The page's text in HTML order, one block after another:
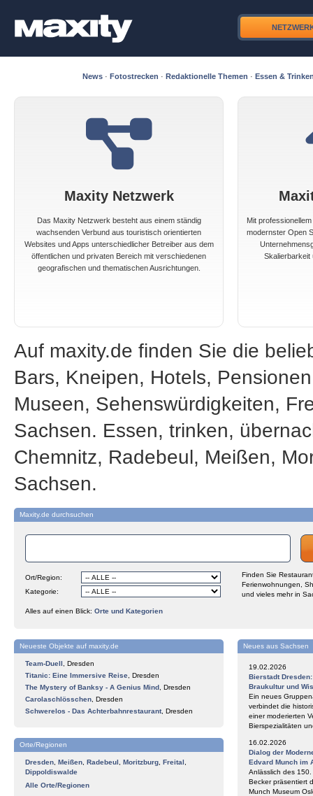
News · Fotostrecken · Redaktionelle Themen · Essen &
Maxity Netzwerk
Das Maxity Netzwerk besteht aus einem ständig
wachsenden Verbund aus touristisch orientierten
Websites und Apps unterschiedlicher Betreiber aus dem
öffentlichen und privaten Bereich mit verschiedenen
geografischen und thematischen Ausrichtungen.
Mit
modernster Open
Skalierbarkeit
Auf maxity.de finden Sie die
Bars, Kneipen, Hotels,
Museen, Sehenswürdigkeiten,
Sachsen. Essen, trinken,
Chemnitz, Radebeul, Meißen,
Sachsen.
Maxity.de durchsuchen
Ort/Region:
Kategorie:
Finden Sie
Ferienwohnungen,
und vieles mehr in
Alles auf einen Blick: Orte und Kategorien
Neueste Objekte auf maxity.de
Team-Duell
Dresden
Titanic: Eine Immersive Reise Dresden
The Mystery of Banksy - A Genius Mind Dresden
Carolaschlösschen Dresden
Schwerelos - Das Achterbahnrestaurant, Dresden
Orte/Regionen
Dresden Meißen Radebeul Moritzburg Freital
Dippoldiswalde
Alle Orte/Regionen
Neues aus Sachsen
19.02.2026
Bierstadt
Braukultur und
Ein neues
verbindet die
einer moderierten
Bierspezialitäten
16.02.2026
Dialog der
Edvard Munch im
Anlässlich des
Becker präsentiert
Munch Museum